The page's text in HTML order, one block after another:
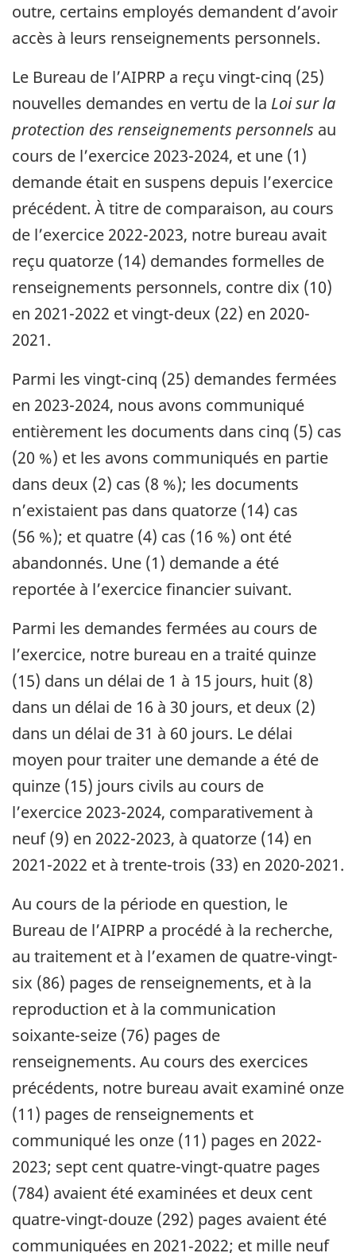
outre, certains employés demandent d’avoir
accès à leurs renseignements personnels.
Le Bureau de l’AIPRP a reçu vingt-cinq (25)
nouvelles demandes en vertu de la Loi sur la
protection des renseignements personnels au
cours de l’exercice 2023-2024, et une (1)
demande était en suspens depuis l’exercice
précédent. À titre de comparaison, au cours
de l’exercice 2022-2023, notre bureau avait
reçu quatorze (14) demandes formelles de
renseignements personnels, contre dix (10)
en 2021-2022 et vingt-deux (22) en 2020-
2021.
Parmi les vingt-cinq (25) demandes fermées
en 2023-2024, nous avons communiqué
entièrement les documents dans cinq (5) cas
(20 %) et les avons communiqués en partie
dans deux (2) cas (8 %); les documents
n’existaient pas dans quatorze (14) cas
(56 %); et quatre (4) cas (16 %) ont été
abandonnés. Une (1) demande a été
reportée à l’exercice financier suivant.
Parmi les demandes fermées au cours de
l’exercice, notre bureau en a traité quinze
(15) dans un délai de 1 à 15 jours, huit (8)
dans un délai de 16 à 30 jours, et deux (2)
dans un délai de 31 à 60 jours. Le délai
moyen pour traiter une demande a été de
quinze (15) jours civils au cours de
l’exercice 2023-2024, comparativement à
neuf (9) en 2022-2023, à quatorze (14) en
2021-2022 et à trente-trois (33) en 2020-2021.
Au cours de la période en question, le
Bureau de l’AIPRP a procédé à la recherche,
au traitement et à l’examen de quatre-vingt-
six (86) pages de renseignements, et à la
reproduction et à la communication
soixante-seize (76) pages de
renseignements. Au cours des exercices
précédents, notre bureau avait examiné onze
(11) pages de renseignements et
communiqué les onze (11) pages en 2022-
2023; sept cent quatre-vingt-quatre pages
(784) avaient été examinées et deux cent
quatre-vingt-douze (292) pages avaient été
communiquées en 2021‑2022; et mille neuf